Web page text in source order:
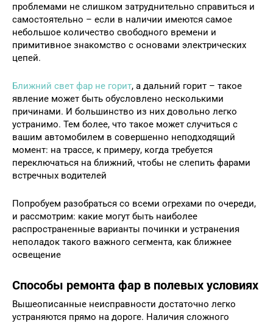
проблемами не слишком затруднительно справиться и
самостоятельно – если в наличии имеются самое
небольшое количество свободного времени и
примитивное знакомство с основами электрических
цепей.
Ближний свет фар не горит, а дальний горит – такое
явление может быть обусловлено несколькими
причинами. И большинство из них довольно легко
устранимо. Тем более, что такое может случиться с
вашим автомобилем в совершенно неподходящий
момент: на трассе, к примеру, когда требуется
переключаться на ближний, чтобы не слепить фарами
встречных водителей
Попробуем разобраться со всеми огрехами по очереди,
и рассмотрим: какие могут быть наиболее
распространенные варианты починки и устранения
неполадок такого важного сегмента, как ближнее
освещение
Способы ремонта фар в полевых условиях
Вышеописанные неисправности достаточно легко
устраняются прямо на дороге. Наличия сложного